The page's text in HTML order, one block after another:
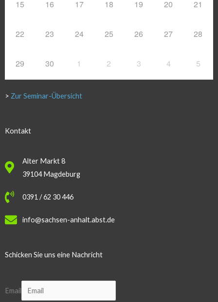
15 16 17 18 19 20 21
22 23 24 25 26 27 28
29 30 1 2 3 4 5
> Zur Seminar-Übersicht
Kontakt
Alter Markt 8
39104 Magdeburg
0391 / 62 30 446
info@sachsen-anhalt.abst.de
Schicken Sie uns eine Nachricht
Email